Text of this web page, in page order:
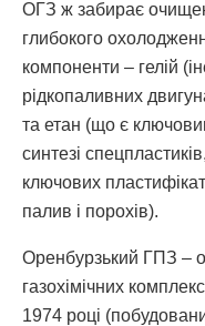
ОГЗ ж забирає
глибокого
компоненти – гелій
рідкопаливних
та етан (що є
синтезі
ключових
палив і порохів).
Оренбурзький ГПЗ –
газохімічних
1974 році